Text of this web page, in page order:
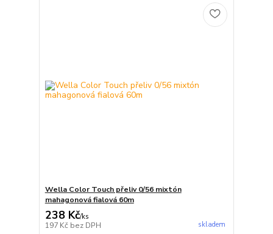
Wella Color Touch přeliv 0/56 mixtón
mahagonová fialová 60m
238 Kč/ks
197 Kč bez DPH skladem